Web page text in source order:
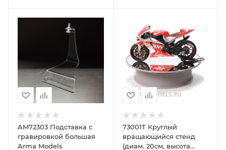
AM72303 Подставка с
гравировкой большая
Arma Models
73001T Круглый
вращающийся стенд
(диам. 20см, высота